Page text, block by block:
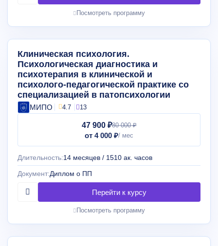
Посмотреть программу
Клиническая психология.
Психологическая диагностика и
психотерапия в клинической и
психолого-педагогической практике со
специализацией в патопсихологии
МИПО 4.7 13
47 900 ₽80 000 ₽
от 4 000 ₽
Длительность:14 месяцев / 1510 ак. часов
Документ:Диплом о ПП
Посмотреть программу